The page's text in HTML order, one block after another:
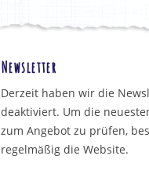
Newsletter
Derzeit haben wir die
deaktiviert. Um die
zum Angebot zu prüfen,
regelmäßig die Website.